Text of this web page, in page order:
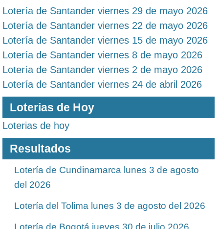
Lotería de Santander viernes 29 de mayo 2026
Lotería de Santander viernes 22 de mayo 2026
Lotería de Santander viernes 15 de mayo 2026
Lotería de Santander viernes 8 de mayo 2026
Lotería de Santander viernes 2 de mayo 2026
Lotería de Santander viernes 24 de abril 2026
Loterias de Hoy
Loterias de hoy
Resultados
Lotería de Cundinamarca lunes 3 de agosto
del 2026
Lotería del Tolima lunes 3 de agosto del 2026
Lotería de Bogotá jueves 30 de julio 2026